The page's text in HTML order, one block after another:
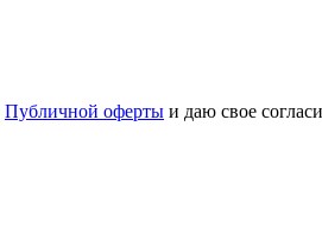
Публичной оферты и даю свое